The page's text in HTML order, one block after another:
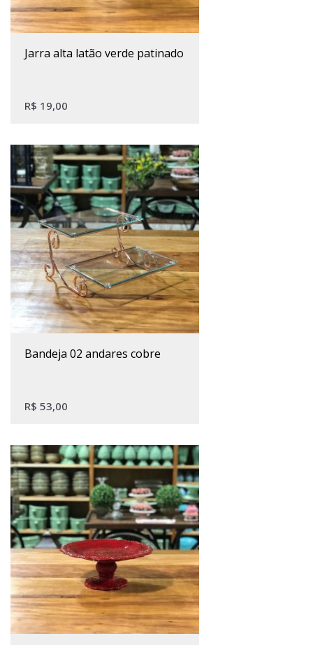
jarra alta latão verde patinado
R$ 19,00
bandeja 02 andares cobre
R$ 53,00